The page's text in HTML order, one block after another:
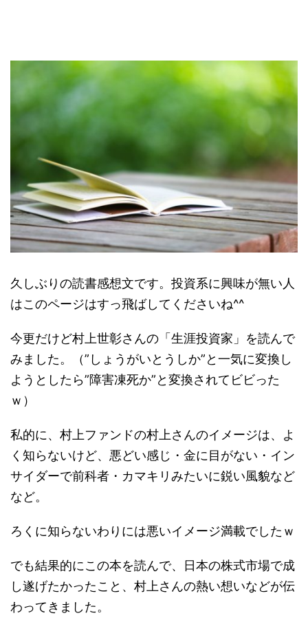
久しぶりの読書感想文です。投資系に興味が無い人
はこのページはすっ飛ばしてくださいね^^
今更だけど村上世彰さんの「生涯投資家」を読んで
みました。（”しょうがいとうしか”と一気に変換し
ようとしたら”障害凍死か”と変換されてビビった
ｗ）
私的に、村上ファンドの村上さんのイメージは、よ
く知らないけど、悪どい感じ・金に目がない・イン
サイダーで前科者・カマキリみたいに鋭い風貌など
など。
ろくに知らないわりには悪いイメージ満載でしたｗ
でも結果的にこの本を読んで、日本の株式市場で成
し遂げたかったこと、村上さんの熱い想いなどが伝
わってきました。